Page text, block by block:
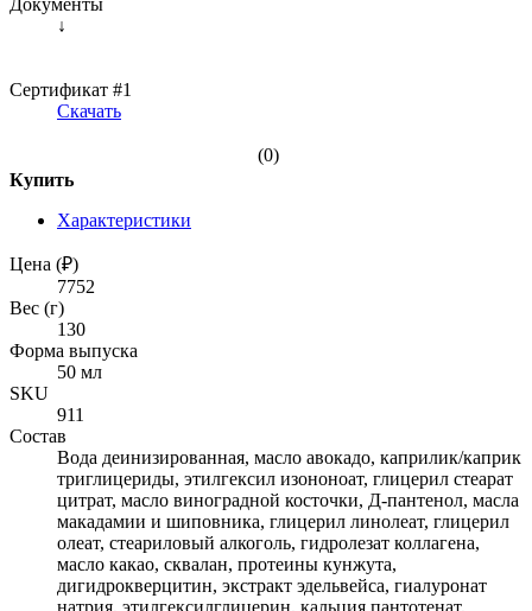
↓
Сертификат #1
Скачать
(0)
Купить
Характеристики
Цена (₽)
7752
Вес (г)
130
Форма выпуска
50 мл
SKU
911
Состав
Вода деинизированная, масло авокадо, каприлик/каприк
триглицериды, этилгексил изононоат, глицерил стеарат
цитрат, масло виноградной косточки, Д-пантенол, масла
макадамии и шиповника, глицерил линолеат, глицерил
олеат, стеариловый алкоголь, гидролезат коллагена,
масло какао, сквалан, протеины кунжута,
дигидрокверцитин, экстракт эдельвейса, гиалуронат
натрия, этилгексилглицерин, кальция пантотенат,